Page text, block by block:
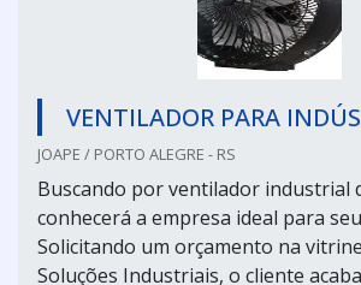
VENTILADOR PARA
JOAPE / PORTO ALEGRE - RS
Buscando por ventilador industrial
conhecerá a empresa ideal para
Solicitando um orçamento na
Soluções Industriais, o cliente